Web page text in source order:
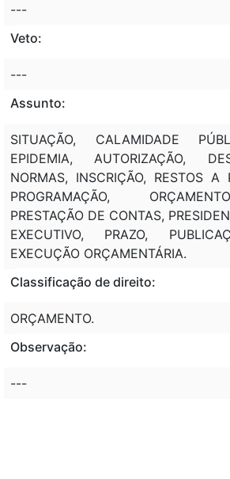
---
Veto:
---
Assunto:
SITUAÇÃO, CALAMIDADE
EPIDEMIA, AUTORIZAÇÃO,
NORMAS, INSCRIÇÃO, RESTOS A
PROGRAMAÇÃO,
PRESTAÇÃO DE CONTAS,
EXECUTIVO, PRAZO,
EXECUÇÃO ORÇAMENTÁRIA.
Classificação de direito:
ORÇAMENTO.
Observação:
---